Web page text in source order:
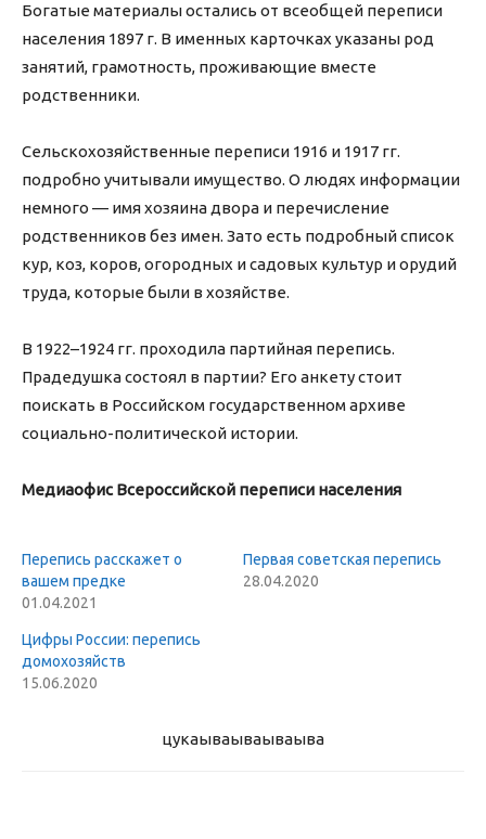
Богатые материалы остались от всеобщей переписи
населения 1897 г. В именных карточках указаны род
занятий, грамотность, проживающие вместе
родственники.
Сельскохозяйственные переписи 1916 и 1917 гг.
подробно учитывали имущество. О людях информации
немного — имя хозяина двора и перечисление
родственников без имен. Зато есть подробный список
кур, коз, коров, огородных и садовых культур и орудий
труда, которые были в хозяйстве.
В 1922–1924 гг. проходила партийная перепись.
Прадедушка состоял в партии? Его анкету стоит
поискать в Российском государственном архиве
социально-политической истории.
Медиаофис Всероссийской переписи населения
Перепись расскажет о
вашем предке
01.04.2021
Первая советская перепись
28.04.2020
Цифры России: перепись
домохозяйств
15.06.2020
цукаываываываыва